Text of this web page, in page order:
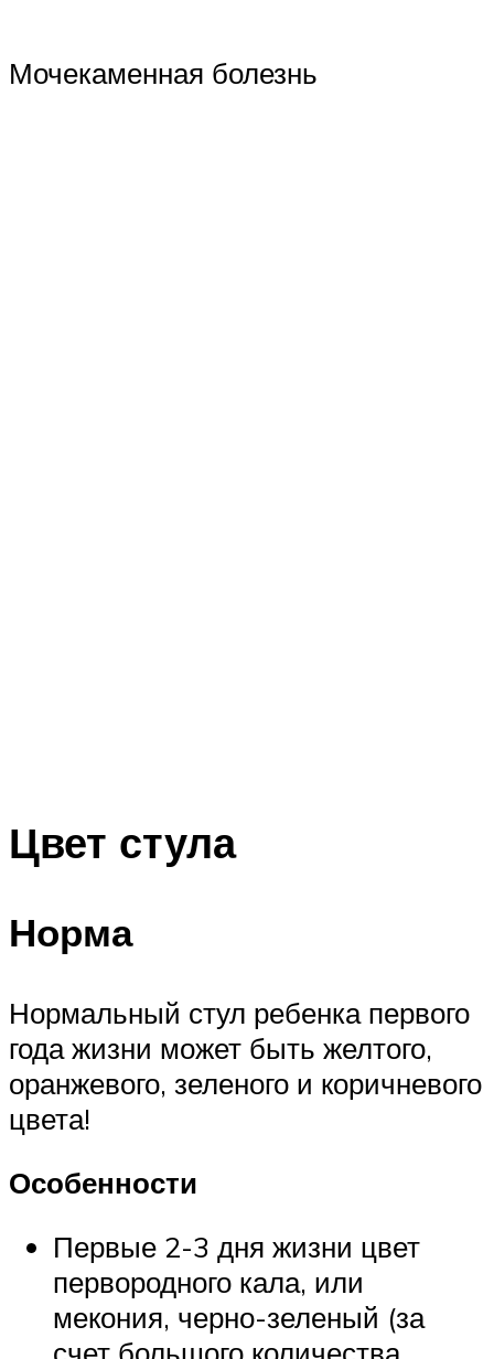
Мочекаменная болезнь
Цвет стула
Норма
Нормальный стул ребенка первого
года жизни может быть желтого,
оранжевого, зеленого и коричневого
цвета!
Особенности
Первые 2-3 дня жизни цвет
первородного кала, или
мекония, черно-зеленый (за
счет большого количества